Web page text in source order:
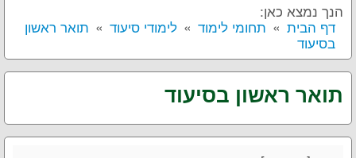
הנך נמצא כאן:
דף הבית
תחומי לימוד לימודי סיעוד
תואר ראשון
בסיעוד
תואר ראשון בסיעוד